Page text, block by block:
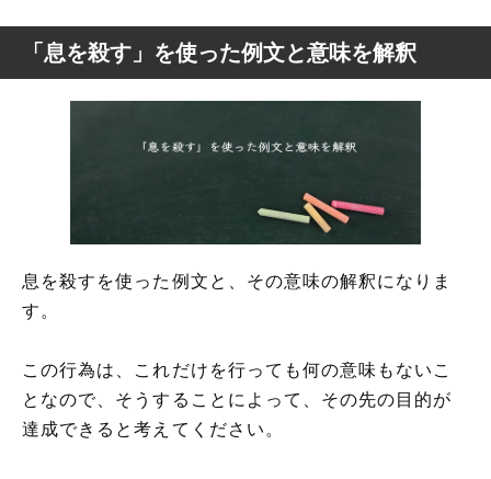
「息を殺す」を使った例文と意味を解釈
息を殺すを使った例文と、その意味の解釈になりま
す。
この行為は、これだけを行っても何の意味もないこ
となので、そうすることによって、その先の目的が
達成できると考えてください。